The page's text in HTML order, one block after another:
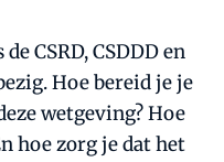
CSRD, CSDDD en
Hoe bereid je je
wetgeving? Hoe
hoe zorg je dat het